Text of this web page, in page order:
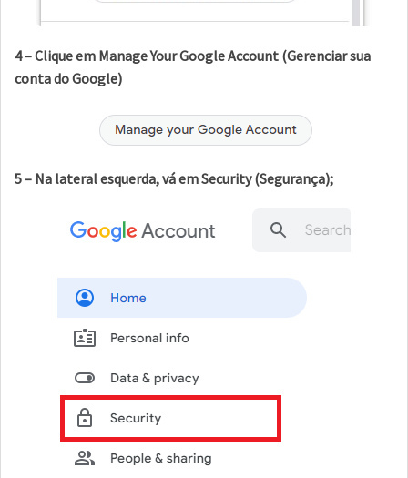
4 – Clique em Manage Your Google Account (Gerenciar sua
conta do Google)
5 – Na lateral esquerda, vá em Security (Segurança);